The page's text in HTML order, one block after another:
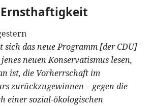
Ernsthaftigkeit
sich das neue Programm [der CDU]
neuen Konservatismus lesen,
ist, die Vorherrschaft im
zurückzugewinnen – gegen die
einer sozial-ökologischen